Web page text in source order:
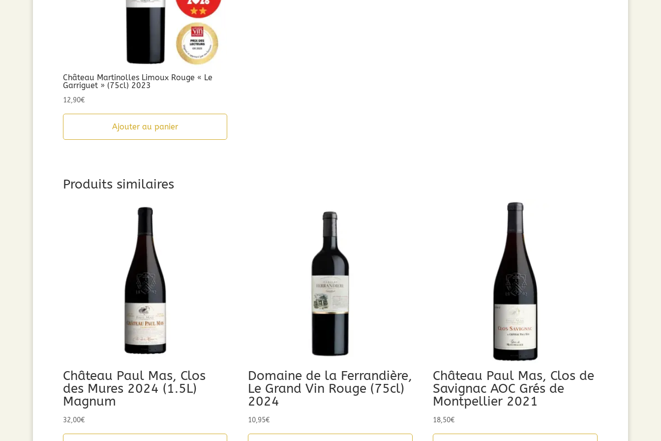
Château Martinolles Limoux Rouge « Le
Garriguet » (75cl) 2023
12,90€
Ajouter au panier
Produits similaires
Château Paul Mas, Clos
des Mures 2024 (1.5L)
Magnum
32,00€
Domaine de la Ferrandière,
Le Grand Vin Rouge (75cl)
2024
10,95€
Château Paul Mas, Clos de
Savignac AOC Grés de
Montpellier 2021
18,50€